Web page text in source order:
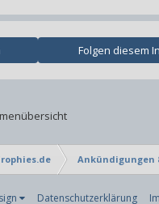
Folgen diesem
Ankündigungen
Datenschutzerklärung